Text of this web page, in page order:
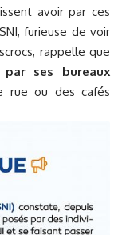
avoir par ces
furieuse de voir
rappelle que
ses bureaux
rue ou des cafés